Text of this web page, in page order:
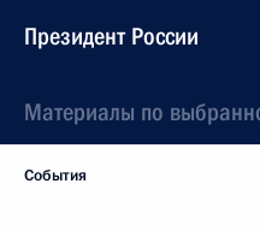
Президент России
Материалы по
События